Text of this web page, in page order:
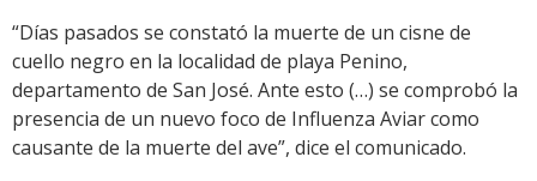
“Días pasados se constató la muerte de un cisne de
cuello negro en la localidad de playa Penino,
departamento de San José. Ante esto (…) se comprobó la
presencia de un nuevo foco de Influenza Aviar como
causante de la muerte del ave”, dice el comunicado.